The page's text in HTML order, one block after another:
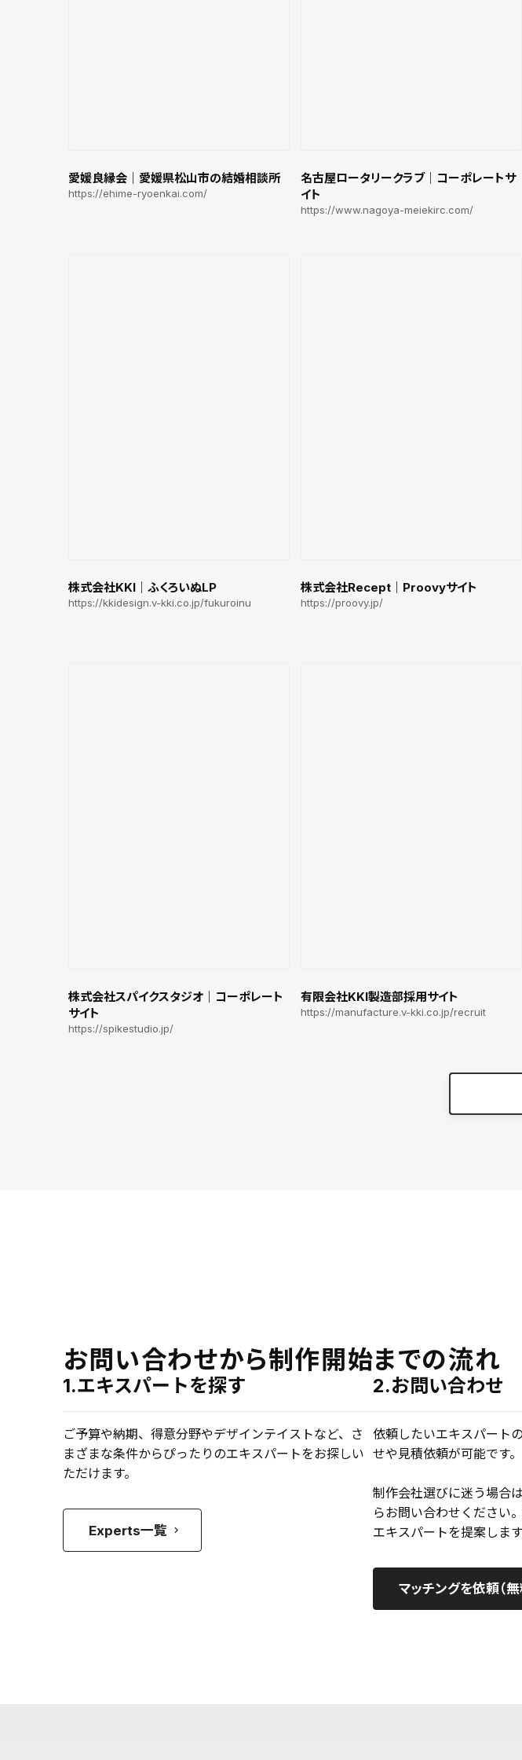
愛媛良縁会｜愛媛県松山市の結婚相談所
https://ehime-ryoenkai.com/
名古屋ロータリークラブ｜コーポレートサ
イト
https://www.nagoya-meiekirc.com/
株式会社KKI｜ふくろいぬLP
https://kkidesign.v-kki.co.jp/fukuroinu
株式会社Recept｜Proovyサイト
https://proovy.jp/
株式会社スパイクスタジオ｜コーポレート
サイト
https://spikestudio.jp/
有限会社KKI製造部採用サイト
https://manufacture.v-kki.co.jp/recruit
お問い合わせから制作開始までの流れ
1.エキスパートを探す
ご予算や納期、得意分野やデザインテイストなど、さ
まざまな条件からぴったりのエキスパートをお探しい
ただけます。
Experts一覧 keyboard_arrow_right
2.お問い合わせ
依頼したいエキスパート
せや見積依頼が可能です。
制作会社選びに迷う場合
らお問い合わせください
エキスパートを提案します
マッチングを依頼（無